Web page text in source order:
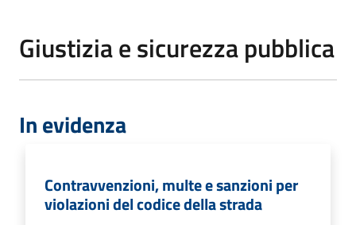
Giustizia e sicurezza pubblica
In evidenza
Contravvenzioni, multe e sanzioni per
violazioni del codice della strada